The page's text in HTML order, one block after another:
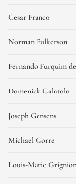
Cesar Franco
Norman Fulkerson
Fernando Furquim
Domenick Galatolo
Joseph Gensens
Michael Gorre
Louis-Marie